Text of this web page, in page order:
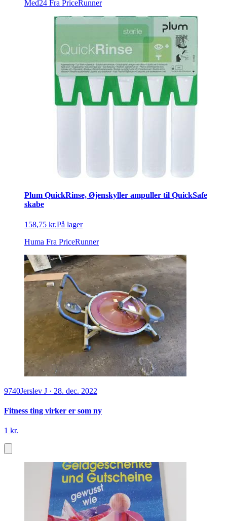
Med24 Fra PriceRunner
Plum QuickRinse, Øjenskyller ampuller til QuickSafe
skabe
158,75 kr.På lager
Huma Fra PriceRunner
9740Jerslev J · 28. dec. 2022
Fitness ting virker er som ny
1 kr.